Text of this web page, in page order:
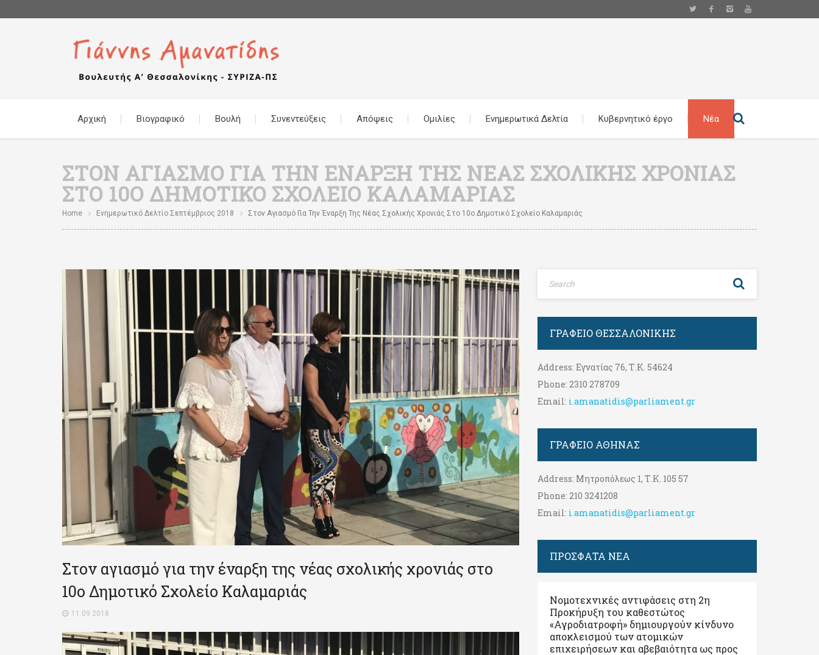
Αρχική Βιογραφικό Βουλή Συνεντεύξεις Απόψεις Ομιλίες Ενημερωτικά Δελτία Κυβερνητικό έργο Νέα
ΣΤΟΝ ΑΓΙΑΣΜΌ ΓΙΑ ΤΗΝ ΈΝΑΡΞΗ ΤΗΣ ΝΈΑΣ ΣΧΟΛΙΚΉΣ ΧΡΟΝΙΆΣ
ΣΤΟ 10Ο ΔΗΜΟΤΙΚΌ ΣΧΟΛΕΊΟ ΚΑΛΑΜΑΡΙΆΣ
Home Ενημερωτικό Δελτίο Σεπτέμβριος 2018 Στον Αγιασμό Για Την Έναρξη Της Νέας Σχολικής Χρονιάς Στο 10ο Δημοτικό Σχολείο Καλαμαριάς
Στον αγιασμό για την έναρξη της νέας σχολικής χρονιάς στο
10ο Δημοτικό Σχολείο Καλαμαριάς
11.09.2018
ΓΡΑΦΕΊΟ ΘΕΣΣΑΛΟΝΊΚΗΣ
Address: Εγνατίας 76, Τ.Κ. 54624
Phone: 2310 278709
Email: i.amanatidis@parliament.gr
ΓΡΑΦΕΊΟ ΑΘΉΝΑΣ
Address: Μητροπόλεως 1, Τ.Κ. 105 57
Phone: 210 3241208
Email: i.amanatidis@parliament.gr
ΠΡΟΣΦΑΤΑ ΝΕΑ
Νομοτεχνικές αντιφάσεις στη 2η
Προκήρυξη του καθεστώτος
«Αγροδιατροφή» δημιουργούν κίνδυνο
αποκλεισμού των ατομικών
επιχειρήσεων και αβεβαιότητα ως προς